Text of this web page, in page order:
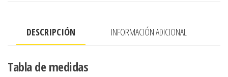
DESCRIPCIÓN INFORMACIÓN ADICIONAL
Tabla de medidas